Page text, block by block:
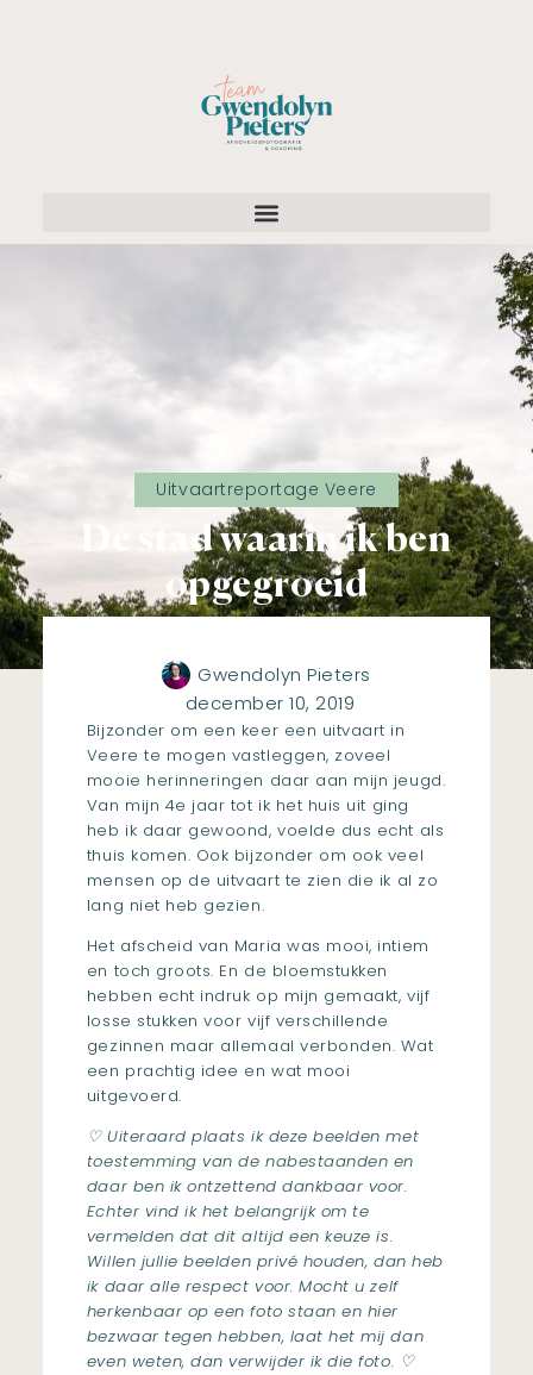
Uitvaartreportage Veere
De stad waarin ik ben
opgegroeid
Gwendolyn Pieters
december 10, 2019
Bijzonder om een keer een uitvaart in
Veere te mogen vastleggen, zoveel
mooie herinneringen daar aan mijn jeugd.
Van mijn 4e jaar tot ik het huis uit ging
heb ik daar gewoond, voelde dus echt als
thuis komen. Ook bijzonder om ook veel
mensen op de uitvaart te zien die ik al zo
lang niet heb gezien.
Het afscheid van Maria was mooi, intiem
en toch groots. En de bloemstukken
hebben echt indruk op mijn gemaakt, vijf
losse stukken voor vijf verschillende
gezinnen maar allemaal verbonden. Wat
een prachtig idee en wat mooi
uitgevoerd.
♡ Uiteraard plaats ik deze beelden met
toestemming van de nabestaanden en
daar ben ik ontzettend dankbaar voor.
Echter vind ik het belangrijk om te
vermelden dat dit altijd een keuze is.
Willen jullie beelden privé houden, dan heb
ik daar alle respect voor. Mocht u zelf
herkenbaar op een foto staan en hier
bezwaar tegen hebben, laat het mij dan
even weten, dan verwijder ik die foto. ♡